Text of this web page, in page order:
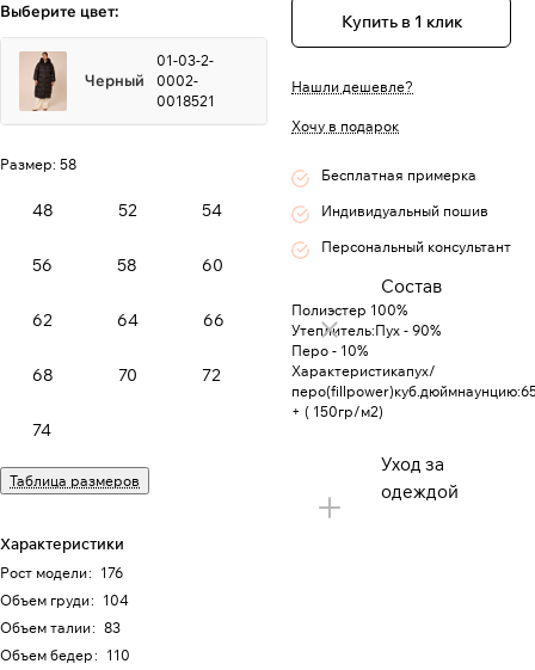
Выберите цвет:
Черный
01-03-2-
0002-
0018521
Размер: 58
48 52 54
56 58 60
62 64 66
68 70 72
74
Таблица размеров
Характеристики
Рост модели: 176
Объем груди: 104
Объем талии: 83
Объем бедер: 110
Купить в 1 клик
Нашли дешевле?
Хочу в подарок
Бесплатная примерка
Индивидуальный пошив
Персональный консультант
Состав
Полиэстер 100%
Утеплитель:Пух - 90%
Перо - 10%
Характеристикапух/
+ ( 150гр/м2)
Уход за
одеждой